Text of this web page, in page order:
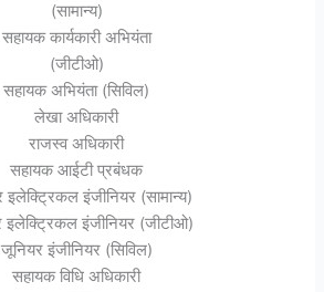
(सामान्य)
सहायक कार्यकारी अभियंता
(जीटीओ)
सहायक अभियंता (सिविल)
लेखा अधिकारी
राजस्व अधिकारी
सहायक आईटी प्रबंधक
इलेक्ट्रिकल इंजीनियर (सामान्य)
इलेक्ट्रिकल इंजीनियर (जीटीओ)
जूनियर इंजीनियर (सिविल)
सहायक विधि अधिकारी